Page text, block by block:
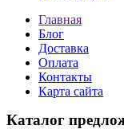
Главная
Блог
Доставка
Оплата
Контакты
Карта сайта
Каталог